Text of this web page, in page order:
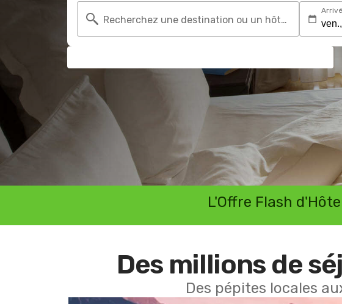
Recherchez une destination ou un hôtel
L'Offre Flash
Des millions de
Des pépites locales